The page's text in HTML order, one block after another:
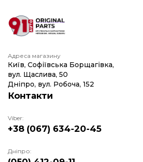
Адреса магазину
Київ, Софіївська Борщагівка,
вул. Щаслива, 50
Дніпро, вул. Робоча, 152
Контакти
Viber:
+38 (067) 634-20-45
Дніпро: